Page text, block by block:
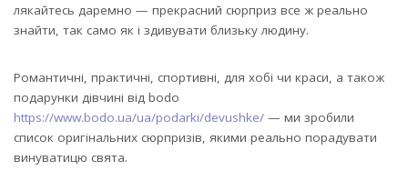
лякайтесь даремно — прекрасний сюрприз все ж реально
знайти, так само як і здивувати близьку людину.
Романтичні, практичні, спортивні, для хобі чи краси, а також
подарунки дівчині від bodo
https://www.bodo.ua/ua/podarki/devushke/ — ми зробили
список оригінальних сюрпризів, якими реально порадувати
винуватицю свята.